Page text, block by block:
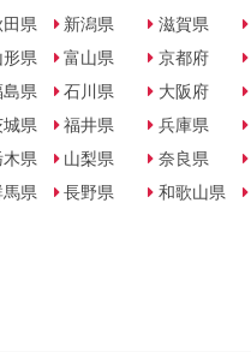
田県
形県
島県
城県
木県
馬県
新潟県
富山県
石川県
福井県
山梨県
長野県
滋賀県
京都府
大阪府
兵庫県
奈良県
和歌山県